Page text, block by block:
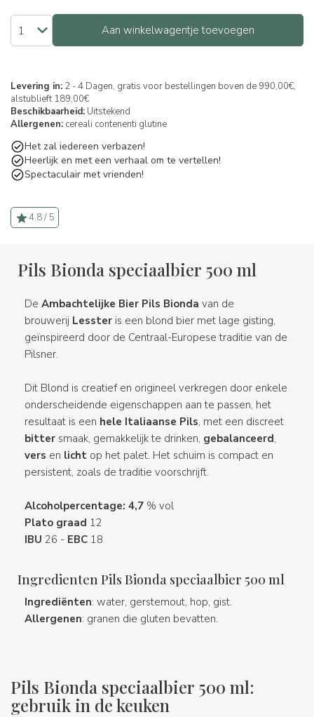
Aan winkelwagentje toevoegen
Levering in: 2 - 4 Dagen, gratis voor bestellingen boven de 990,00€,
alstublieft 189,00€
Beschikbaarheid: Uitstekend
Allergenen: cereali contenenti glutine
Het zal iedereen verbazen!
Heerlijk en met een verhaal om te vertellen!
Spectaculair met vrienden!
4.8 / 5
Pils Bionda speciaalbier 500 ml
De Ambachtelijke Bier Pils Bionda van de
brouwerij Lesster is een blond bier met lage gisting,
geïnspireerd door de Centraal-Europese traditie van de
Pilsner.
Dit Blond is creatief en origineel verkregen door enkele
onderscheidende eigenschappen aan te passen, het
resultaat is een hele Italiaanse Pils, met een discreet
bitter smaak, gemakkelijk te drinken, gebalanceerd,
vers en licht op het palet. Het schuim is compact en
persistent, zoals de traditie voorschrijft.
Alcoholpercentage: 4,7 % vol
Plato graad 12
IBU 26 - EBC 18
Ingredienten Pils Bionda speciaalbier 500 ml
Ingrediënten: water, gerstemout, hop, gist.
Allergenen: granen die gluten bevatten.
Pils Bionda speciaalbier 500 ml:
gebruik in de keuken